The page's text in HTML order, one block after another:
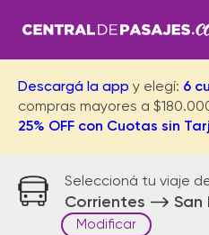
Descargá la app y elegí: 6
compras mayores a
25% OFF con Cuotas sin
Seleccioná tu viaje
Corrientes San
Modificar